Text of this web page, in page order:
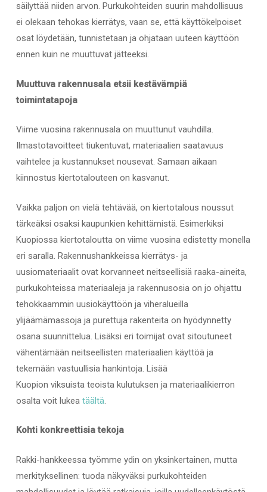
säilyttää niiden arvon. Purkukohteiden suurin mahdollisuus
ei olekaan tehokas kierrätys, vaan se, että käyttökelpoiset
osat löydetään, tunnistetaan ja ohjataan uuteen käyttöön
ennen kuin ne muuttuvat jätteeksi.
Muuttuva rakennusala etsii kestävämpiä
toimintatapoja
Viime vuosina rakennusala on muuttunut vauhdilla.
Ilmastotavoitteet tiukentuvat, materiaalien saatavuus
vaihtelee ja kustannukset nousevat. Samaan aikaan
kiinnostus kiertotalouteen on kasvanut.
Vaikka paljon on vielä tehtävää, on kiertotalous noussut
tärkeäksi osaksi kaupunkien kehittämistä. Esimerkiksi
Kuopiossa kiertotaloutta on viime vuosina edistetty monella
eri saralla. Rakennushankkeissa kierrätys- ja
uusiomateriaalit ovat korvanneet neitseellisiä raaka-aineita,
purkukohteissa materiaaleja ja rakennusosia on jo ohjattu
tehokkaammin uusiokäyttöön ja viheralueilla
ylijäämämassoja ja purettuja rakenteita on hyödynnetty
osana suunnittelua. Lisäksi eri toimijat ovat sitoutuneet
vähentämään neitseellisten materiaalien käyttöä ja
tekemään vastuullisia hankintoja. Lisää
Kuopion viksuista teoista kulutuksen ja materiaalikierron
osalta voit lukea täältä.
Kohti konkreettisia tekoja
Rakki-hankkeessa työmme ydin on yksinkertainen, mutta
merkityksellinen: tuoda näkyväksi purkukohteiden